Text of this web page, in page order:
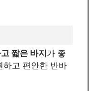
짧은 바지가 좋
하고 편안한 반바